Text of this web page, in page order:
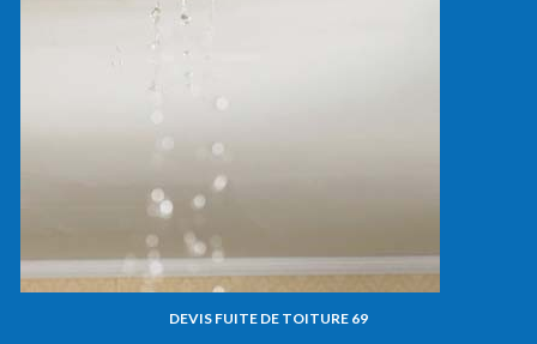
DEVIS FUITE DE TOITURE 69